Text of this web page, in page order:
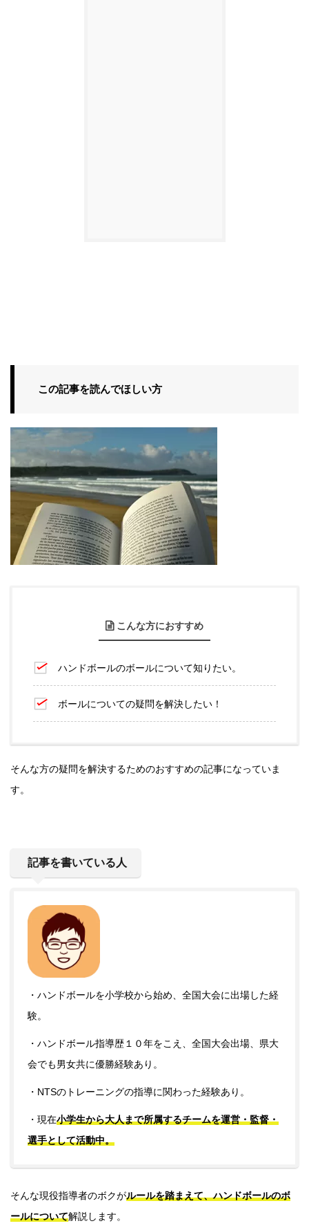
この記事を読んでほしい方
こんな方におすすめ
ハンドボールのボールについて知りたい。
ボールについての疑問を解決したい！
そんな方の疑問を解決するためのおすすめの記事になっていま
す。
記事を書いている人
・ハンドボールを小学校から始め、全国大会に出場した経
験。
・ハンドボール指導歴１０年をこえ、全国大会出場、県大
会でも男女共に優勝経験あり。
・NTSのトレーニングの指導に関わった経験あり。
・現在小学生から大人まで所属するチームを運営・監督・
選手として活動中。
そんな現役指導者のボクがルールを踏まえて、ハンドボールのボ
ールについて解説します。